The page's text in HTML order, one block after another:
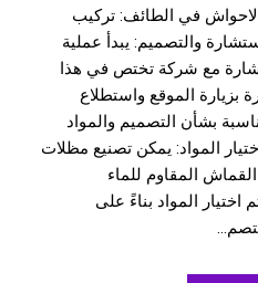
في الطائف: تركيب
الطائف 1. الاستشارة والتصميم: يبدأ عملية
مع شركة تختص في هذا
بزيارة الموقع واستطلاع
بشأن التصميم والمواد
المناسبة للمظلة. 2. اختيار المواد: يمكن تصنيع مظلات
المقاوم للماء
اختيار المواد بناءً على